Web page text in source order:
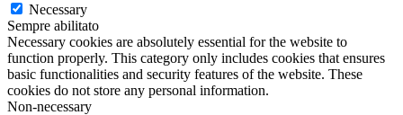
Necessary
Sempre abilitato
Necessary cookies are absolutely essential for the website to
function properly. This category only includes cookies that ensures
basic functionalities and security features of the website. These
cookies do not store any personal information.
Non-necessary